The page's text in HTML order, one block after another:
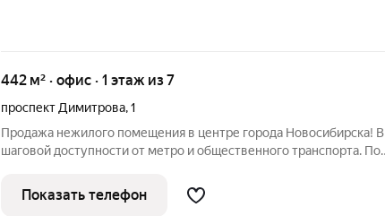
442 м² · офис · 1 этаж из 7
проспект Димитрова,1
Продажа нежилого помещения в центре города Новосибирска! В
шаговой доступности от метро и общественного транспорта. По
общая площадь 442 кв.м - вход общий - кабинетная планировка
(девять
Показать телефон